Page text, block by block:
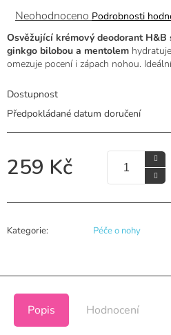
Průměrné
produktu
je
0,0
5
hvězdiček.
Neohodnoceno Podrobnosti
259 Kč
Dostupnost
Osvěžující krémový deodorant H&B
ginkgo bilobou a mentolem
omezuje pocení i zápach nohou.
Kategorie: Péče o nohy
Popis Hodnocení